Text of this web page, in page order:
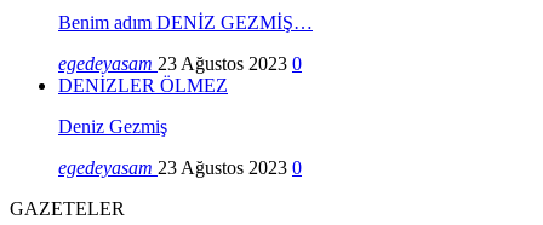
Benim adım DENİZ GEZMİŞ…
egedeyasam 23 Ağustos 2023 0
DENİZLER ÖLMEZ
Deniz Gezmiş
egedeyasam 23 Ağustos 2023 0
GAZETELER